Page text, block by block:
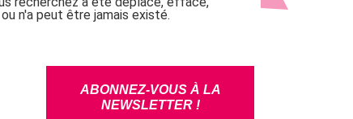
ABONNEZ-VOUS À LA
NEWSLETTER !